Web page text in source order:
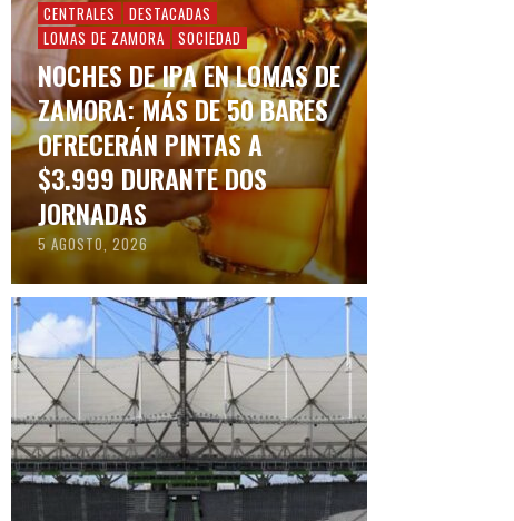
CENTRALES
DESTACADAS
LOMAS DE ZAMORA
SOCIEDAD
NOCHES DE IPA EN LOMAS DE
ZAMORA: MÁS DE 50 BARES
OFRECERÁN PINTAS A
$3.999 DURANTE DOS
JORNADAS
5 AGOSTO, 2026